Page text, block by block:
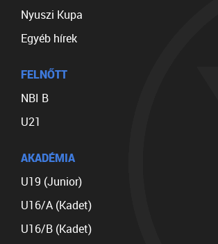
Nyuszi Kupa
Egyéb hírek
FELNŐTT
NBI B
U21
AKADÉMIA
U19 (Junior)
U16/A (Kadet)
U16/B (Kadet)